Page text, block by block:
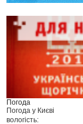
Погода
Погода у Києві
вологість: